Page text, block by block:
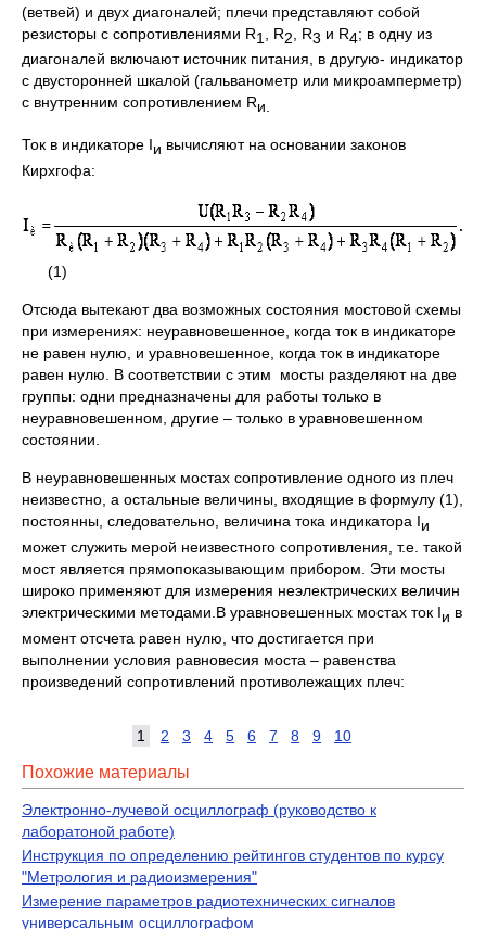
(ветвей) и двух диагоналей; плечи представляют собой
резисторы с сопротивлениями R1 , R2 , R3 и R4; в одну из
диагоналей включают источник питания, в другую- индикатор
с двусторонней шкалой (гальванометр или микроамперметр)
с внутренним сопротивлением Rи.
Ток в индикаторе Iи вычисляют на основании законов
Кирхгофа:
(1)
Отсюда вытекают два возможных состояния мостовой схемы
при измерениях: неуравновешенное, когда ток в индикаторе
не равен нулю, и уравновешенное, когда ток в индикаторе
равен нулю. В соответствии с этим мосты разделяют на две
группы: одни предназначены для работы только в
неуравновешенном, другие – только в уравновешенном
состоянии.
В неуравновешенных мостах сопротивление одного из плеч
неизвестно, а остальные величины, входящие в формулу (1),
постоянны, следовательно, величина тока индикатора Iи
может служить мерой неизвестного сопротивления, т.е. такой
мост является прямопоказывающим прибором. Эти мосты
широко применяют для измерения неэлектрических величин
электрическими методами.В уравновешенных мостах ток Iи в
момент отсчета равен нулю, что достигается при
выполнении условия равновесия моста – равенства
произведений сопротивлений противолежащих плеч:
1 2 3 4 5 6 7 8 9 10
Похожие материалы
Электронно-лучевой осциллограф (руководство к
лаборатоной работе)
Инструкция по определению рейтингов студентов по курсу
"Метрология и радиоизмерения"
Измерение параметров радиотехнических сигналов
универсальным осциллографом